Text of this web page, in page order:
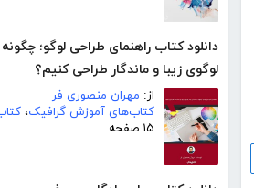
دانلود کتاب راهنمای طراحی لوگو؛
لوگوی زیبا و ماندگار طراحی کنیم؟
از: مهران منصوری فر
کتاب‌های آموزش گرافیک،
۱۵ صفحه